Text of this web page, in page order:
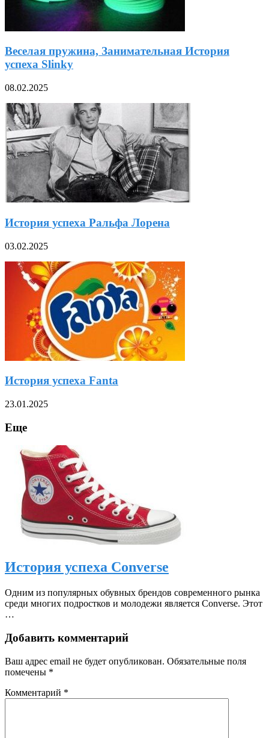
Веселая пружина, Занимательная История
успеха Slinky
08.02.2025
История успеха Ральфа Лорена
03.02.2025
История успеха Fanta
23.01.2025
Еще
История успеха Converse
Одним из популярных обувных брендов современного рынка
среди многих подростков и молодежи является Converse. Этот
…
Добавить комментарий
Ваш адрес email не будет опубликован. Обязательные поля
помечены *
Комментарий *